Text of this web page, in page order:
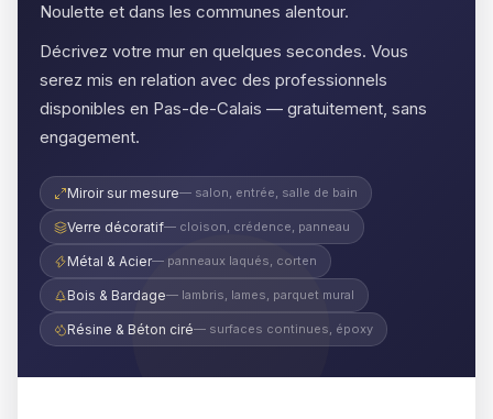
Noulette et dans les communes alentour.
Décrivez votre mur en quelques secondes. Vous
serez mis en relation avec des professionnels
disponibles en Pas-de-Calais — gratuitement, sans
engagement.
Miroir sur mesure— salon, entrée, salle de bain
Verre décoratif— cloison, crédence, panneau
Métal & Acier— panneaux laqués, corten
Bois & Bardage— lambris, lames, parquet mural
Résine & Béton ciré— surfaces continues, époxy